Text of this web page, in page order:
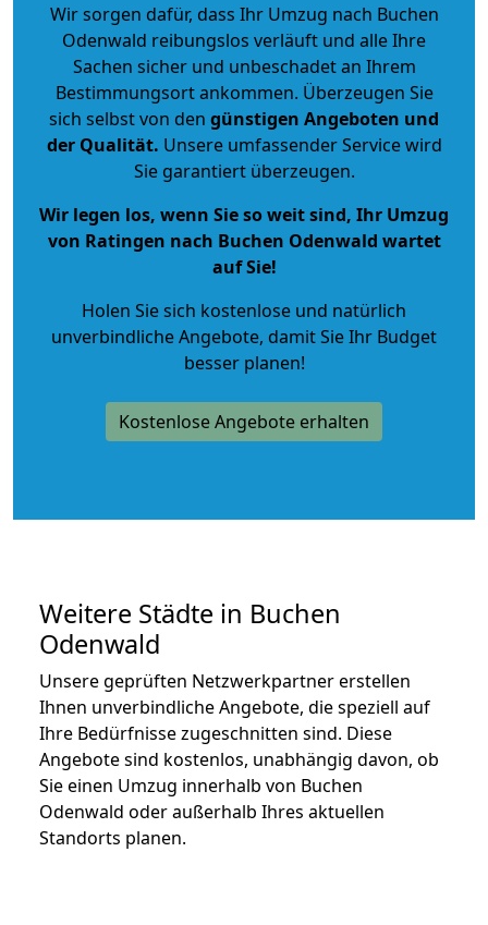
Wir sorgen dafür, dass Ihr Umzug nach Buchen
Odenwald reibungslos verläuft und alle Ihre
Sachen sicher und unbeschadet an Ihrem
Bestimmungsort ankommen. Überzeugen Sie
sich selbst von den günstigen Angeboten und
der Qualität. Unsere umfassender Service wird
Sie garantiert überzeugen.
Wir legen los, wenn Sie so weit sind, Ihr Umzug
von Ratingen nach Buchen Odenwald wartet
auf Sie!
Holen Sie sich kostenlose und natürlich
unverbindliche Angebote, damit Sie Ihr Budget
besser planen!
Kostenlose Angebote erhalten
Weitere Städte in Buchen
Odenwald
Unsere geprüften Netzwerkpartner erstellen
Ihnen unverbindliche Angebote, die speziell auf
Ihre Bedürfnisse zugeschnitten sind. Diese
Angebote sind kostenlos, unabhängig davon, ob
Sie einen Umzug innerhalb von Buchen
Odenwald oder außerhalb Ihres aktuellen
Standorts planen.